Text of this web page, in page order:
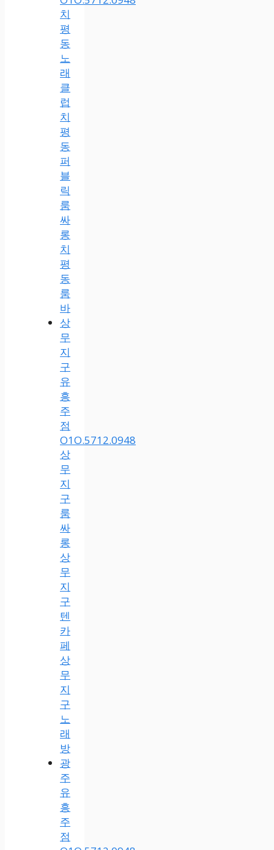
치
평
동
노
래
클
럽
치
평
동
퍼
블
릭
룸
싸
롱
치
평
동
룸
바
상
무
지
구
유
흥
주
점
O1O.5712.0948
상
무
지
구
룸
싸
롱
상
무
지
구
텐
카
페
상
무
지
구
노
래
방
광
주
유
흥
주
점